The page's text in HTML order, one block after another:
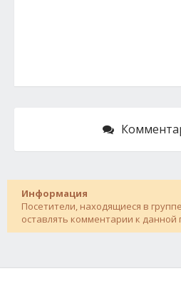
Информация
Посетители, находящиеся в группе
оставлять комментарии к данной